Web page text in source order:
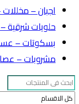
اجبان –
حلويات شرقية
بسكوتات –
مشروبات –
Search
for: